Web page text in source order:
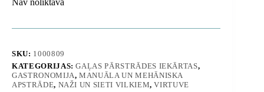
Nav noliktavā
SKU: 1000809
KATEGORIJAS:GAĻAS PĀRSTRĀDES IEKĀRTAS,
GASTRONOMIJA,MANUĀLA UN MEHĀNISKA
APSTRĀDE, NAŽI UN SIETI VILKIEM,VIRTUVE